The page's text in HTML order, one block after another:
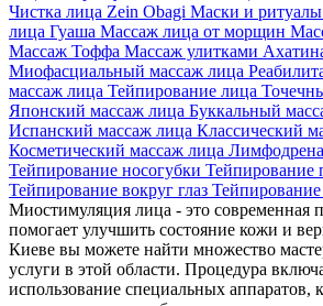
Чистка лица Zein Obagi Маски и ритуалы
лица Гуаша Массаж лица от морщин
Массаж Тоффа Массаж улитками
Миофасциальный массаж лица
массаж лица Тейпирование лица
Японский массаж лица Буккальный
Испанский массаж лица Классический
Косметический массаж лица
Тейпирование носогубки Тейпирование
Тейпирование вокруг глаз Тейпирование
Миостимуляция лица - это современная
помогает улучшить состояние кожи и
Киеве вы можете найти множество
услуги в этой области. Процедура
использование специальных аппаратов,